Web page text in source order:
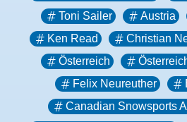
Toni Sailer
Austria
Ken Read
Christian
Österreich
Felix Neureuther
Canadian Snowsports